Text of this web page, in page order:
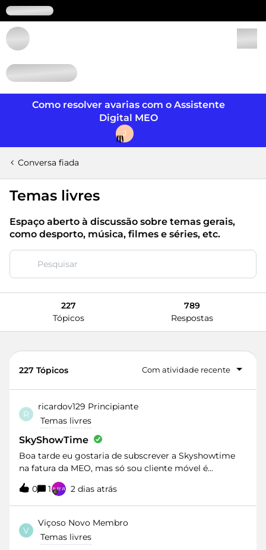
Como resolver avarias com o Assistente
Digital MEO
J
Conversa fiada
Temas livres
Espaço aberto à discussão sobre temas gerais,
como desporto, música, filmes e séries, etc.
227
Tópicos
789
Respostas
227 Tópicos Com atividade recente
R
ricardov129 Principiante
Temas livres
SkyShowTime
Boa tarde eu gostaria de subscrever a Skyshowtime
na fatura da MEO, mas só sou cliente móvel é
possível?
0 1 2 dias atrás
V
Viçoso Novo Membro
Temas livres